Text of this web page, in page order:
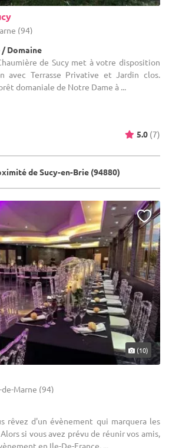
(94)
/ Domaine
de Sucy met à votre disposition
avec Terrasse Privative et Jardin clos.
domaniale de Notre Dame à ...
5.0 (7)
de Sucy-en-Brie (94880)
(10)
de-Marne (94)
rêvez d'un évènement qui marquera les
si vous avez prévu de réunir vos amis,
en Ile-De-France, ...